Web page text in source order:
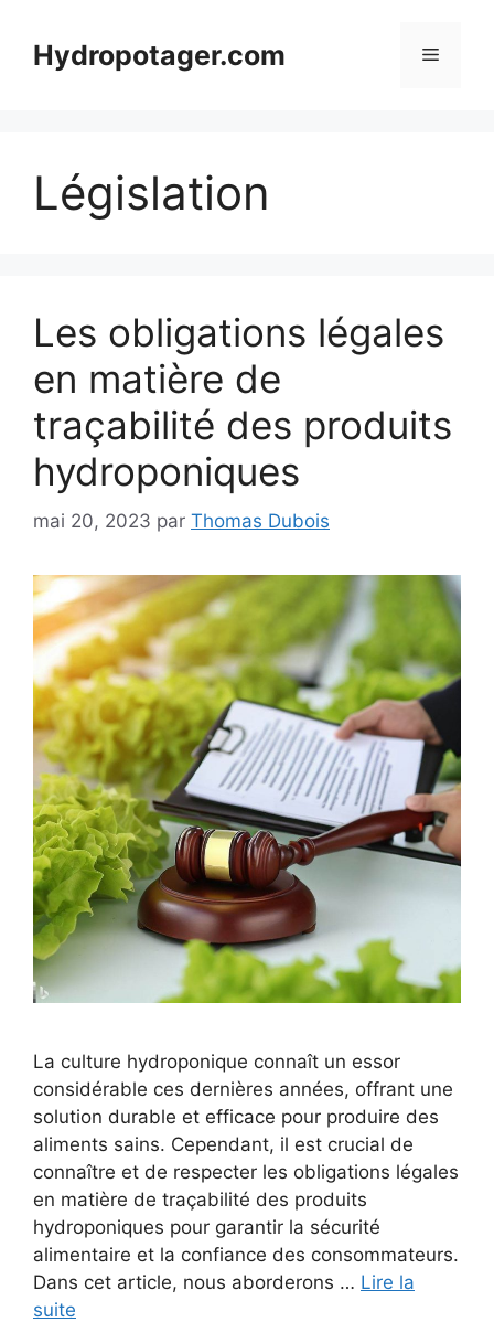
contenuHydropotager.com Menu
Législation
Les obligations légales
en matière de
traçabilité des produits
hydroponiques
mai 20, 2023 par Thomas Dubois
La culture hydroponique connaît un essor
considérable ces dernières années, offrant une
solution durable et efficace pour produire des
aliments sains. Cependant, il est crucial de
connaître et de respecter les obligations légales
en matière de traçabilité des produits
hydroponiques pour garantir la sécurité
alimentaire et la confiance des consommateurs.
Dans cet article, nous aborderons … Lire la
suite